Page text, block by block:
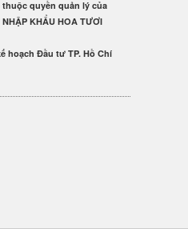
quyền quản lý của
KHẨU HOA TƯƠI
hoạch Đầu tư TP. Hồ Chí